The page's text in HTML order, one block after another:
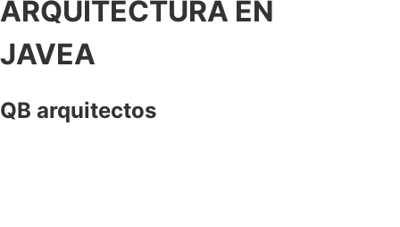
ARQUITECTURA EN
JAVEA
QB arquitectos